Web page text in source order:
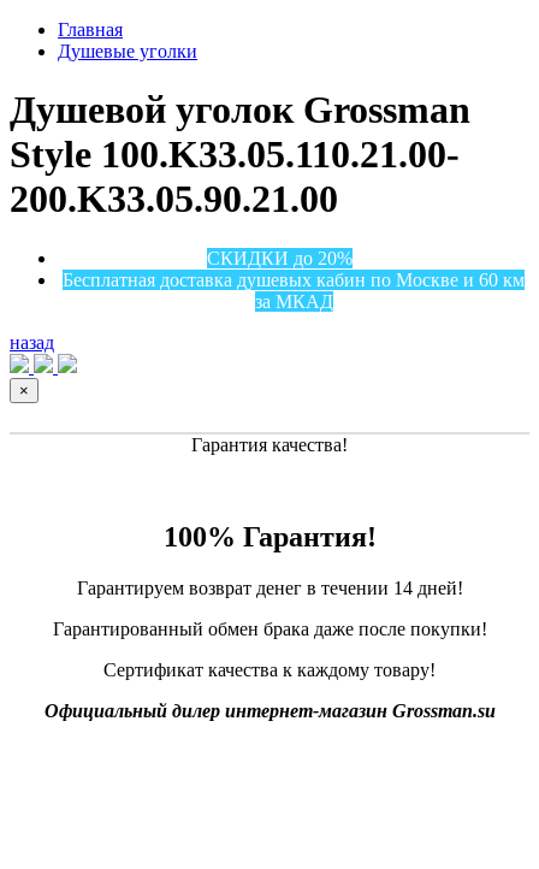
Главная
Душевые уголки
Душевой уголок Grossman
Style 100.K33.05.110.21.00-
200.K33.05.90.21.00
СКИДКИ до 20%
Бесплатная доставка душевых кабин по Москве и 60 км
за МКАД
назад
×
Гарантия качества!
100% Гарантия!
Гарантируем возврат денег в течении 14 дней!
Гарантированный обмен брака даже после покупки!
Сертификат качества к каждому товару!
Официальный дилер интернет-магазин Grossman.su